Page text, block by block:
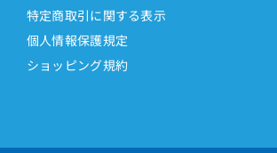
特定商取引に関する表示
個人情報保護規定
ショッピング規約